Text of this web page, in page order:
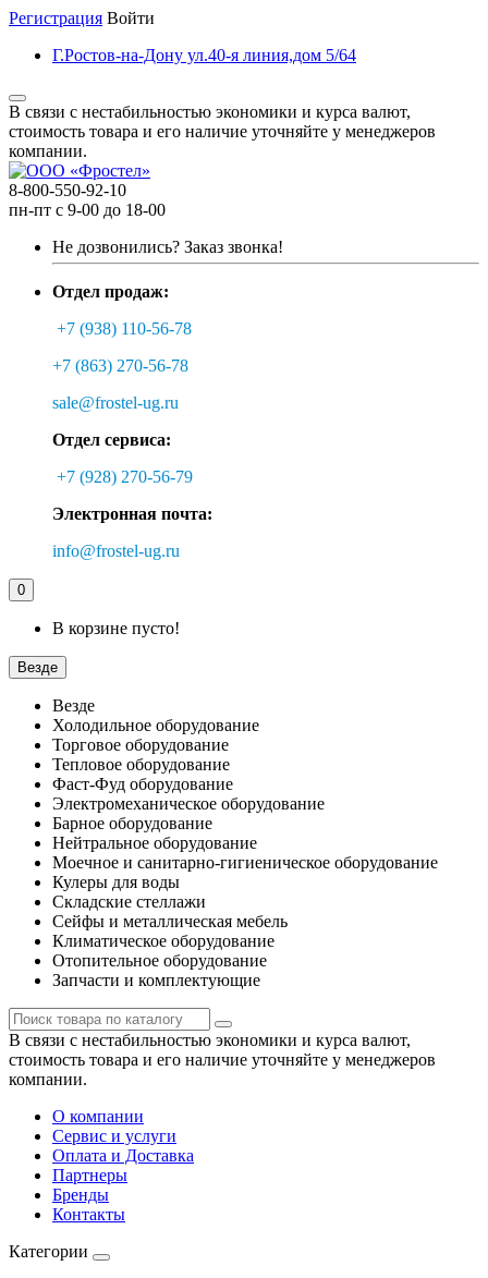
Регистрация Войти
Г.Ростов-на-Дону ул.40-я линия,дом 5/64
В связи с нестабильностью экономики и курса валют,
стоимость товара и его наличие уточняйте у менеджеров
компании.
8-800-550-92-10
пн-пт с 9-00 до 18-00
Не дозвонились? Заказ звонка!
Отдел продаж:
+7 (938) 110-56-78
+7 (863) 270-56-78
sale@frostel-ug.ru
Отдел сервиса:
+7 (928) 270-56-79
Электронная почта:
info@frostel-ug.ru
0
В корзине пусто!
Везде
Везде
Холодильное оборудование
Торговое оборудование
Тепловое оборудование
Фаст-Фуд оборудование
Электромеханическое оборудование
Барное оборудование
Нейтральное оборудование
Моечное и санитарно-гигиеническое оборудование
Кулеры для воды
Складские стеллажи
Сейфы и металлическая мебель
Климатическое оборудование
Отопительное оборудование
Запчасти и комплектующие
В связи с нестабильностью экономики и курса валют,
стоимость товара и его наличие уточняйте у менеджеров
компании.
О компании
Сервис и услуги
Оплата и Доставка
Партнеры
Бренды
Контакты
Категории